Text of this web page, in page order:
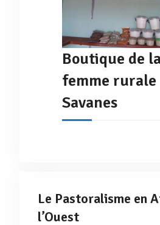
Boutique de la
femme rurale
Savanes
Le Pastoralisme en
l’Ouest